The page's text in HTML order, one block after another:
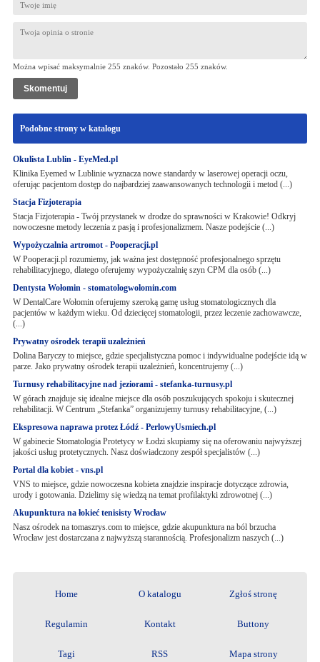
Można wpisać maksymalnie 255 znaków. Pozostało 255 znaków.
Podobne strony w katalogu
Okulista Lublin - EyeMed.pl
Klinika Eyemed w Lublinie wyznacza nowe standardy w laserowej operacji oczu,
oferując pacjentom dostęp do najbardziej zaawansowanych technologii i metod (...)
Stacja Fizjoterapia
Stacja Fizjoterapia - Twój przystanek w drodze do sprawności w Krakowie! Odkryj
nowoczesne metody leczenia z pasją i profesjonalizmem. Nasze podejście (...)
Wypożyczalnia artromot - Pooperacji.pl
W Pooperacji.pl rozumiemy, jak ważna jest dostępność profesjonalnego sprzętu
rehabilitacyjnego, dlatego oferujemy wypożyczalnię szyn CPM dla osób (...)
Dentysta Wołomin - stomatologwolomin.com
W DentalCare Wołomin oferujemy szeroką gamę usług stomatologicznych dla
pacjentów w każdym wieku. Od dziecięcej stomatologii, przez leczenie zachowawcze,
(...)
Prywatny ośrodek terapii uzależnień
Dolina Baryczy to miejsce, gdzie specjalistyczna pomoc i indywidualne podejście idą w
parze. Jako prywatny ośrodek terapii uzależnień, koncentrujemy (...)
Turnusy rehabilitacyjne nad jeziorami - stefanka-turnusy.pl
W górach znajduje się idealne miejsce dla osób poszukujących spokoju i skutecznej
rehabilitacji. W Centrum „Stefanka” organizujemy turnusy rehabilitacyjne, (...)
Ekspresowa naprawa protez Łódź - PerlowyUsmiech.pl
W gabinecie Stomatologia Protetycy w Łodzi skupiamy się na oferowaniu najwyższej
jakości usług protetycznych. Nasz doświadczony zespół specjalistów (...)
Portal dla kobiet - vns.pl
VNS to miejsce, gdzie nowoczesna kobieta znajdzie inspiracje dotyczące zdrowia,
urody i gotowania. Dzielimy się wiedzą na temat profilaktyki zdrowotnej (...)
Akupunktura na łokieć tenisisty Wrocław
Nasz ośrodek na tomaszrys.com to miejsce, gdzie akupunktura na ból brzucha
Wrocław jest dostarczana z najwyższą starannością. Profesjonalizm naszych (...)
Home O katalogu Zgłoś stronę
Regulamin Kontakt Buttony
Tagi RSS Mapa strony